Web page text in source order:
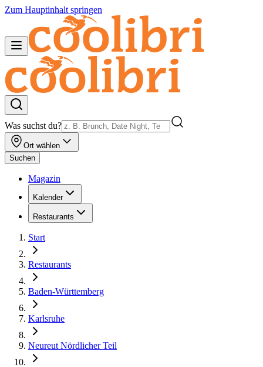
Zum Hauptinhalt springen
Was suchst du?
Ort wählen
Suchen
Magazin
Kalender
Restaurants
Start
Restaurants
Baden-Württemberg
Karlsruhe
Neureut Nördlicher Teil